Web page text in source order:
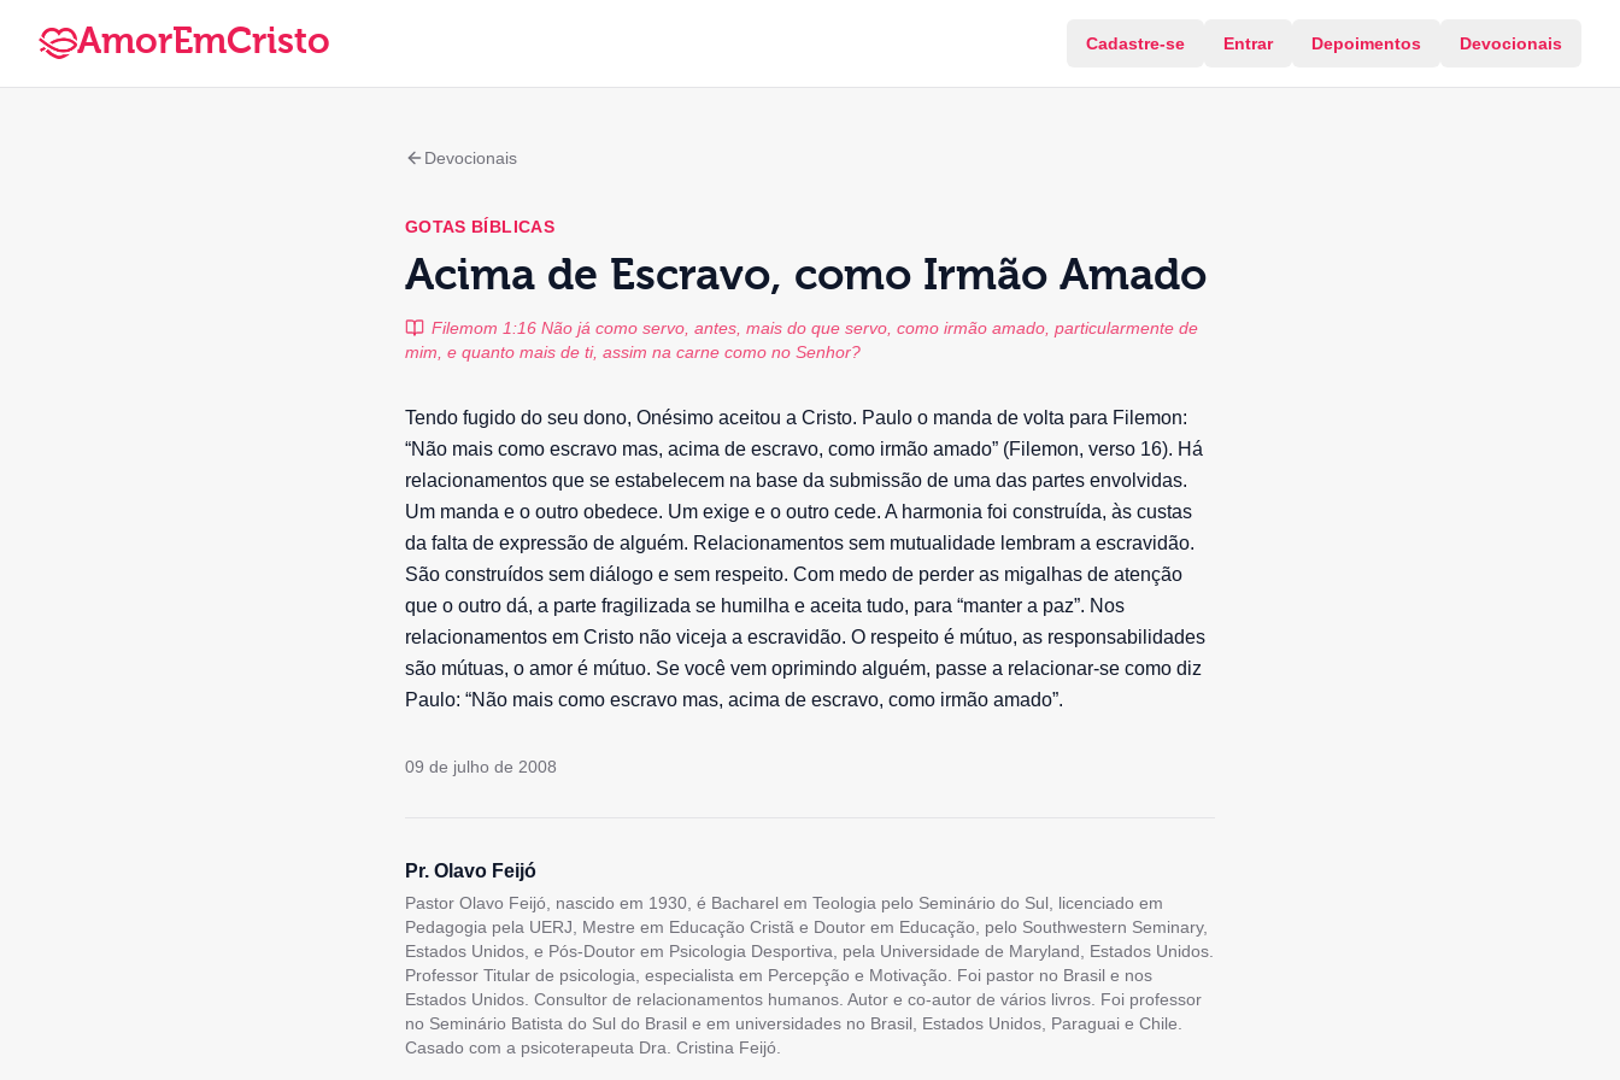
AmorEmCristo Cadastre-se Entrar Depoimentos Devocionais
Devocionais
GOTAS BÍBLICAS
Acima de Escravo, como Irmão Amado
Filemom 1:16 Não já como servo, antes, mais do que servo, como irmão amado, particularmente de
mim, e quanto mais de ti, assim na carne como no Senhor?
Tendo fugido do seu dono, Onésimo aceitou a Cristo. Paulo o manda de volta para Filemon:
“Não mais como escravo mas, acima de escravo, como irmão amado” (Filemon, verso 16). Há
relacionamentos que se estabelecem na base da submissão de uma das partes envolvidas.
Um manda e o outro obedece. Um exige e o outro cede. A harmonia foi construída, às custas
da falta de expressão de alguém. Relacionamentos sem mutualidade lembram a escravidão.
São construídos sem diálogo e sem respeito. Com medo de perder as migalhas de atenção
que o outro dá, a parte fragilizada se humilha e aceita tudo, para “manter a paz”. Nos
relacionamentos em Cristo não viceja a escravidão. O respeito é mútuo, as responsabilidades
são mútuas, o amor é mútuo. Se você vem oprimindo alguém, passe a relacionar-se como diz
Paulo: “Não mais como escravo mas, acima de escravo, como irmão amado”.
09 de julho de 2008
Pr. Olavo Feijó
Pastor Olavo Feijó, nascido em 1930, é Bacharel em Teologia pelo Seminário do Sul, licenciado em
Pedagogia pela UERJ, Mestre em Educação Cristã e Doutor em Educação, pelo Southwestern Seminary,
Estados Unidos, e Pós-Doutor em Psicologia Desportiva, pela Universidade de Maryland, Estados Unidos.
Professor Titular de psicologia, especialista em Percepção e Motivação. Foi pastor no Brasil e nos
Estados Unidos. Consultor de relacionamentos humanos. Autor e co-autor de vários livros. Foi professor
no Seminário Batista do Sul do Brasil e em universidades no Brasil, Estados Unidos, Paraguai e Chile.
Casado com a psicoterapeuta Dra. Cristina Feijó.